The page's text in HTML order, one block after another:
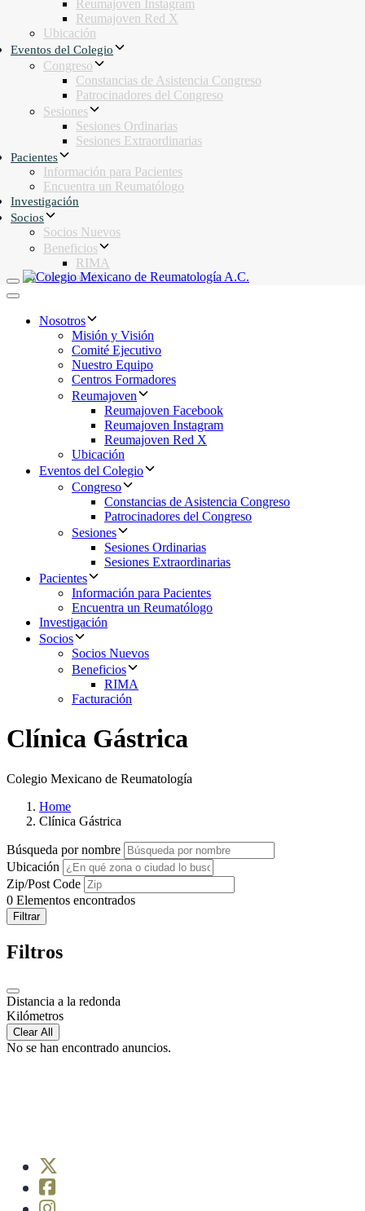
Reumajoven Instagram
Reumajoven Red X
Ubicación
Eventos del Colegio
Congreso
Constancias de Asistencia Congreso
Patrocinadores del Congreso
Sesiones
Sesiones Ordinarias
Sesiones Extraordinarias
Pacientes
Información para Pacientes
Encuentra un Reumatólogo
Investigación
Socios
Socios Nuevos
Beneficios
RIMA
Facturación
Toggle navigation
Toggle navigation
Nosotros
Misión y Visión
Comité Ejecutivo
Nuestro Equipo
Centros Formadores
Reumajoven
Reumajoven Facebook
Reumajoven Instagram
Reumajoven Red X
Ubicación
Eventos del Colegio
Congreso
Constancias de Asistencia Congreso
Patrocinadores del Congreso
Sesiones
Sesiones Ordinarias
Sesiones Extraordinarias
Pacientes
Información para Pacientes
Encuentra un Reumatólogo
Investigación
Socios
Socios Nuevos
Beneficios
RIMA
Facturación
Clínica Gástrica
Colegio Mexicano de Reumatología
Home
Clínica Gástrica
Búsqueda por nombre
Ubicación
Zip/Post Code
0 Elementos encontrados
Filtrar
Filtros
Distancia a la redonda
Kilómetros
Clear All
No se han encontrado anuncios.